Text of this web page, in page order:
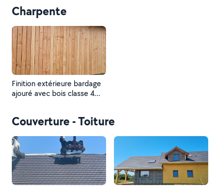
Charpente
Finition extérieure bardage
ajouré avec bois classe 4
Couverture - Toiture